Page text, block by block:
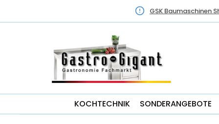
GSK Baumaschinen
KOCHTECHNIK SONDERANGEBOTE